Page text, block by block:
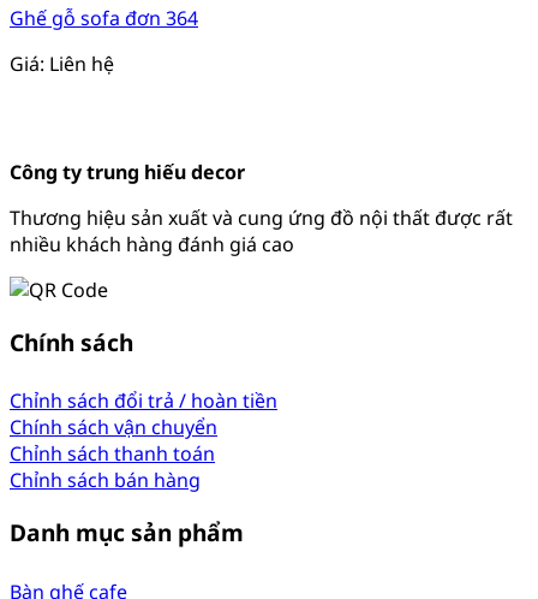
Ghế gỗ sofa đơn 364
Giá: Liên hệ
Công ty trung hiếu decor
Thương hiệu sản xuất và cung ứng đồ nội thất được rất
nhiều khách hàng đánh giá cao
Chính sách
Chỉnh sách đổi trả / hoàn tiền
Chính sách vận chuyển
Chỉnh sách thanh toán
Chỉnh sách bán hàng
Danh mục sản phẩm
Bàn ghế cafe